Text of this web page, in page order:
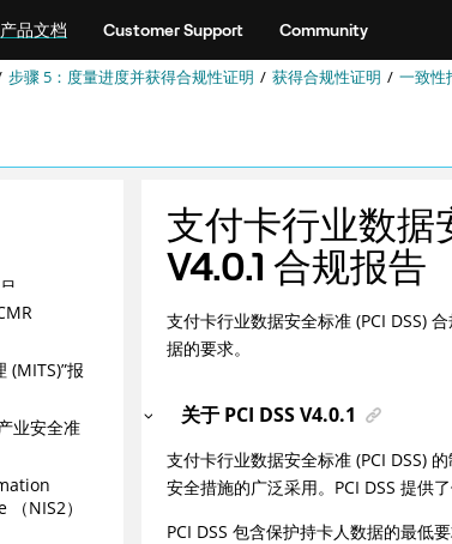
产品文档 Customer Support Community
步骤 5：度量进度并获得合规性证明 获得合规性证明 一致性
方案
告
and
(MITS)”报
业安全准
NIS2）
支付卡行业数据
V4.0.1 合规报告
支付卡行业数据安全标准 (PCI DSS)
据的要求。
关于 PCI DSS V4.0.1
支付卡行业数据安全标准 (PCI DSS)
安全措施的广泛采用。PCI DSS 提供
PCI DSS 包含保护持卡人数据的最低